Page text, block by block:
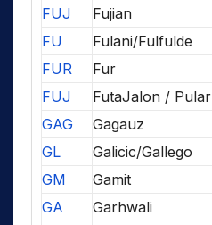
FUJ
Fujian
FU
Fulani/Fulfulde
FUR
Fur
FUJ
FutaJalon / Pular
GAG
Gagauz
GL
Galicic/Gallego
GM
Gamit
GA
Garhwali